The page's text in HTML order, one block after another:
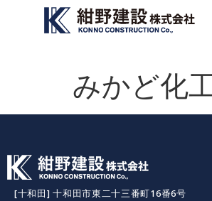
みかど化
[十和田] 十和田市東二十三番町16番6号